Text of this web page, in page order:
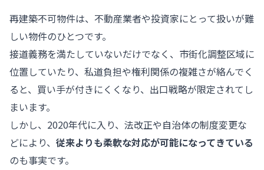
再建築不可物件は、不動産業者や投資家にとって扱いが難
しい物件のひとつです。
接道義務を満たしていないだけでなく、市街化調整区域に
位置していたり、私道負担や権利関係の複雑さが絡んでく
ると、買い手が付きにくくなり、出口戦略が限定されてし
まいます。
しかし、2020年代に入り、法改正や自治体の制度変更な
どにより、 従来よりも柔軟な対応が可能になってきている
のも事実です。